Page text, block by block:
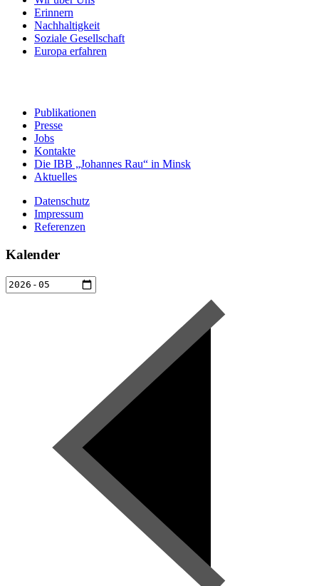
Erinnern
Nachhaltigkeit
Soziale Gesellschaft
Europa erfahren
Publikationen
Presse
Jobs
Kontakte
Die IBB „Johannes Rau“ in Minsk
Aktuelles
Datenschutz
Impressum
Referenzen
Kalender